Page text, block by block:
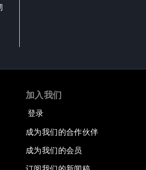
加入我们
登录
成为我们的合作伙伴
成为我们的会员